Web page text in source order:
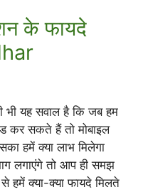
के फायदे
भी यह सवाल है कि जब हम
कर सकते हैं तो मोबाइल
हमें क्या लाभ मिलेगा
लगाएंगे तो आप ही समझ
हमें क्या-क्या फायदे मिलते